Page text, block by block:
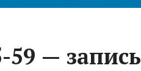
59 — запись